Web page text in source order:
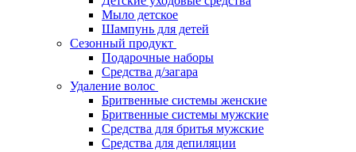
Мыло детское
Шампунь для детей
Сезонный продукт
Подарочные наборы
Средства д/загара
Удаление волос
Бритвенные системы женские
Бритвенные системы мужские
Средства для бритья мужские
Средства для депиляции